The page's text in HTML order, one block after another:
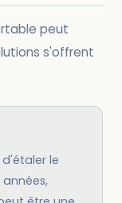
peut
s'offrent
le